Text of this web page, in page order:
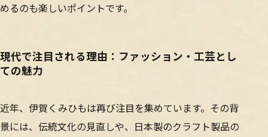
めるのも楽しいポイントです。
現代で注目される理由：ファッション・工芸とし
ての魅力
近年、伊賀くみひもは再び注目を集めています。その背
景には、伝統文化の見直しや、日本製のクラフト製品の